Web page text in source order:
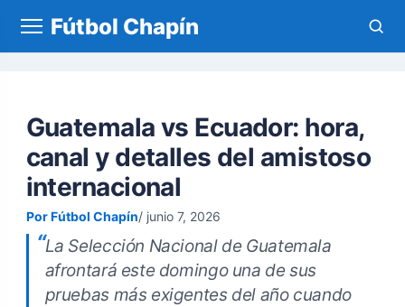
Fútbol Chapín
Guatemala vs Ecuador: hora,
canal y detalles del amistoso
internacional
Por Fútbol Chapín junio 7, 2026
La Selección Nacional de Guatemala
afrontará este domingo una de sus
pruebas más exigentes del año cuando